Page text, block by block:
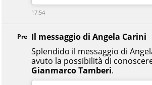
Pre Il messaggio di Angela Carini
Splendido il messaggio di
avuto la possibilità di
Gianmarco Tamberi.
17:54